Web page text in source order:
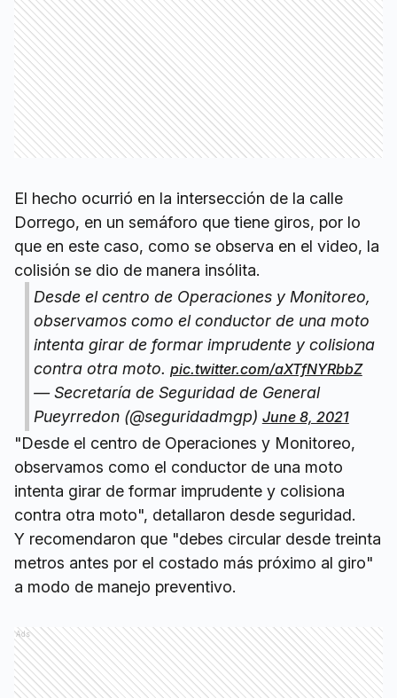
El hecho ocurrió en la intersección de la calle
Dorrego, en un semáforo que tiene giros, por lo
que en este caso, como se observa en el video, la
colisión se dio de manera insólita.
Desde el centro de Operaciones y Monitoreo,
observamos como el conductor de una moto
intenta girar de formar imprudente y colisiona
contra otra moto. pic.twitter.com/aXTfNYRbbZ
— Secretaría de Seguridad de General
Pueyrredon (@seguridadmgp) June 8, 2021
"Desde el centro de Operaciones y Monitoreo,
observamos como el conductor de una moto
intenta girar de formar imprudente y colisiona
contra otra moto", detallaron desde seguridad.
Y recomendaron que "debes circular desde treinta
metros antes por el costado más próximo al giro"
a modo de manejo preventivo.
Ads